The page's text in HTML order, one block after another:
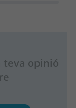
teva opinió